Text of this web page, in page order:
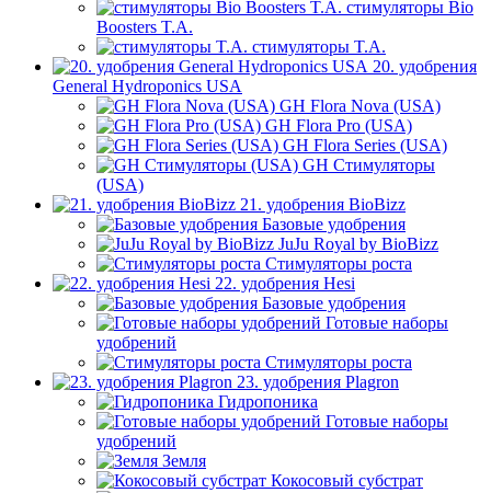
стимуляторы Bio
Boosters T.A.
стимуляторы T.A.
20. удобрения
General Hydroponics USA
GH Flora Nova (USA)
GH Flora Pro (USA)
GH Flora Series (USA)
GH Стимуляторы
(USA)
21. удобрения BioBizz
Базовые удобрения
JuJu Royal by BioBizz
Стимуляторы роста
22. удобрения Hesi
Базовые удобрения
Готовые наборы
удобрений
Стимуляторы роста
23. удобрения Plagron
Гидропоника
Готовые наборы
удобрений
Земля
Кокосовый субстрат